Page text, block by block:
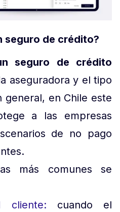
seguro de crédito?
seguro de crédito
aseguradora y el tipo
en Chile este
a las empresas
de no pago
más comunes se
cliente: cuando el